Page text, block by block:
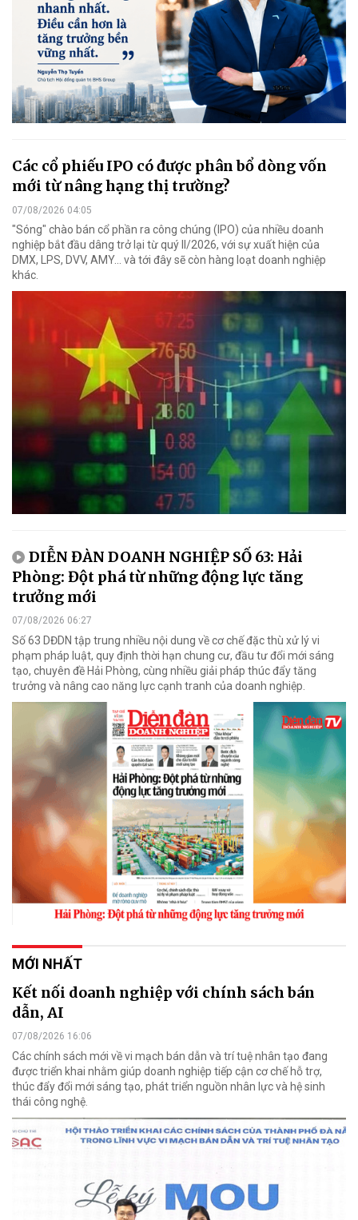
Các cổ phiếu IPO có được phân bổ dòng vốn
mới từ nâng hạng thị trường?
07/08/2026 04:05
"Sóng" chào bán cổ phần ra công chúng (IPO) của nhiều doanh
nghiệp bắt đầu dâng trở lại từ quý II/2026, với sự xuất hiện của
DMX, LPS, DVV, AMY... và tới đây sẽ còn hàng loạt doanh nghiệp
khác.
DIỄN ĐÀN DOANH NGHIỆP SỐ 63: Hải
Phòng: Đột phá từ những động lực tăng
trưởng mới
07/08/2026 06:27
Số 63 DĐDN tập trung nhiều nội dung về cơ chế đặc thù xử lý vi
phạm pháp luật, quy định thời hạn chung cư, đầu tư đổi mới sáng
tạo, chuyên đề Hải Phòng, cùng nhiều giải pháp thúc đẩy tăng
trưởng và nâng cao năng lực cạnh tranh của doanh nghiệp.
MỚI NHẤT
Kết nối doanh nghiệp với chính sách bán
dẫn, AI
07/08/2026 16:06
Các chính sách mới về vi mạch bán dẫn và trí tuệ nhân tạo đang
được triển khai nhằm giúp doanh nghiệp tiếp cận cơ chế hỗ trợ,
thúc đẩy đổi mới sáng tạo, phát triển nguồn nhân lực và hệ sinh
thái công nghệ.